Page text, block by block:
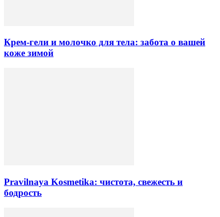
Крем-гели и молочко для тела: забота о вашей
коже зимой
Pravilnaya Kosmetika: чистота, свежесть и
бодрость